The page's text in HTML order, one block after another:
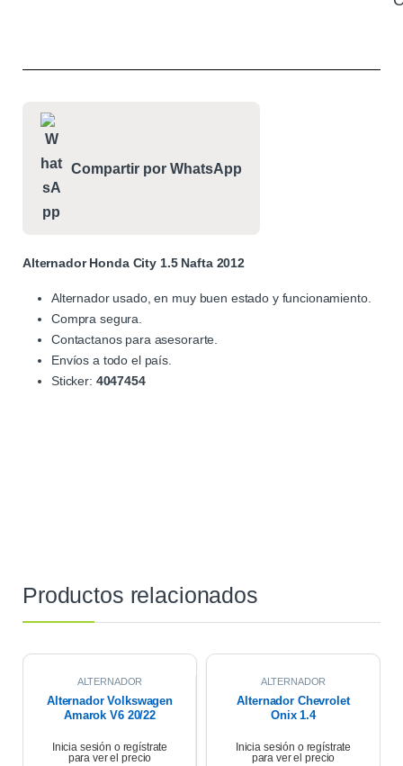
Compartir por WhatsApp
Alternador Honda City 1.5 Nafta 2012
Alternador usado, en muy buen estado y funcionamiento.
Compra segura.
Contactanos para asesorarte.
Envíos a todo el país.
Sticker: 4047454
Productos relacionados
ALTERNADOR
Alternador Volkswagen
Amarok V6 20/22
Inicia sesión o regístrate
para ver el precio
ALTERNADOR
Alternador Chevrolet
Onix 1.4
Inicia sesión o regístrate
para ver el precio